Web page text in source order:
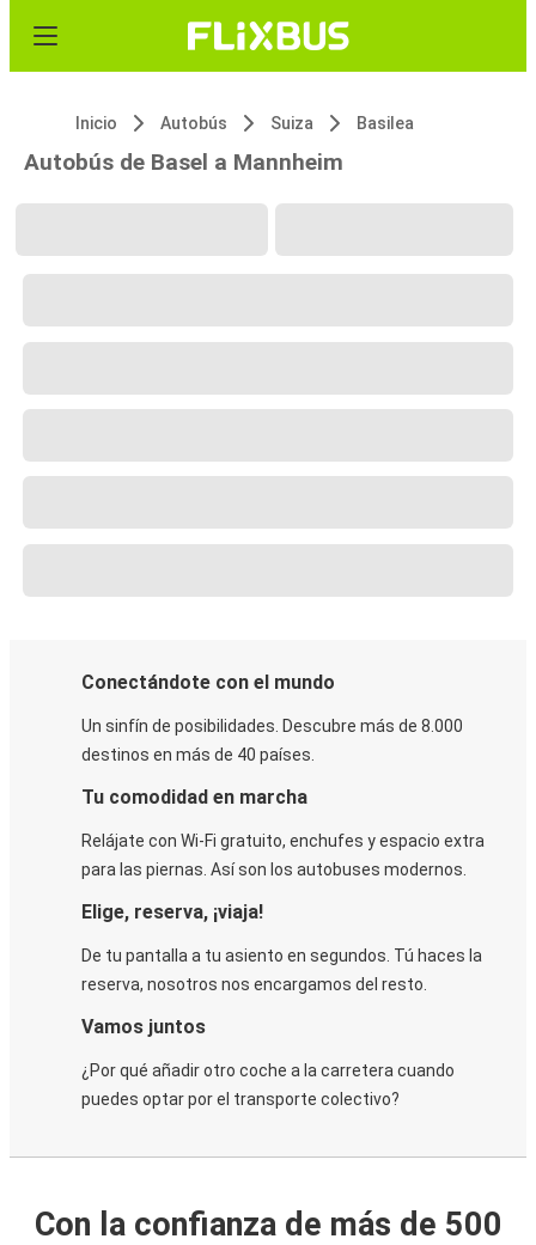
Inicio Autobús Suiza Basilea
Autobús de Basel a Mannheim
Conectándote con el mundo
Un sinfín de posibilidades. Descubre más de 8.000
destinos en más de 40 países.
Tu comodidad en marcha
Relájate con Wi-Fi gratuito, enchufes y espacio extra
para las piernas. Así son los autobuses modernos.
Elige, reserva, ¡viaja!
De tu pantalla a tu asiento en segundos. Tú haces la
reserva, nosotros nos encargamos del resto.
Vamos juntos
¿Por qué añadir otro coche a la carretera cuando
puedes optar por el transporte colectivo?
Con la confianza de más de 500